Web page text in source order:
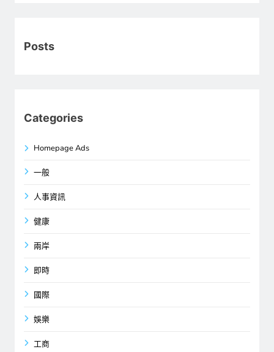
Posts
Categories
Homepage Ads
一般
人事資訊
健康
兩岸
即時
國際
娛樂
工商